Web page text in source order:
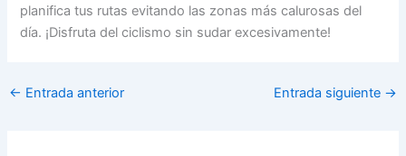
planifica tus rutas evitando las zonas más calurosas del
día. ¡Disfruta del ciclismo sin sudar excesivamente!
← Entrada anterior Entrada siguiente →